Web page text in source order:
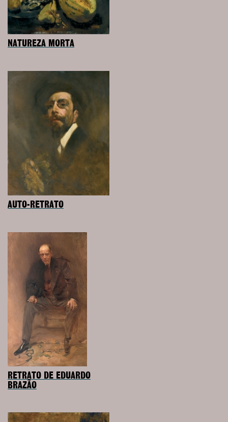
NATUREZA MORTA
AUTO-RETRATO
RETRATO DE EDUARDO
BRAZÃO